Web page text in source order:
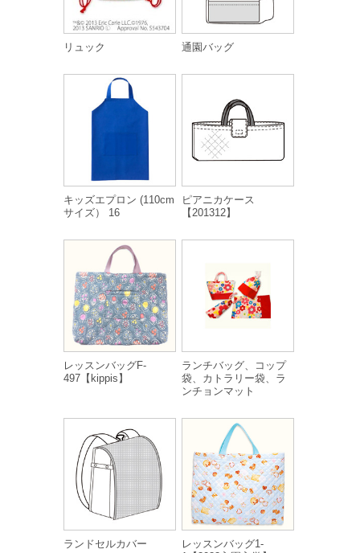
リュック 通園バッグ
キッズエプロン (110cm
サイズ） 16
ピアニカケース
【201312】
レッスンバッグF-
497【kippis】
ランチバッグ、コップ
袋、カトラリー袋、ラ
ンチョンマット
ランドセルカバー
レッスンバッグ1-